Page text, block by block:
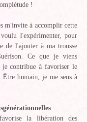
!
m'invite à accomplir cette
l'expérimenter, pour
de l'ajouter à ma trousse
Ce que je viens
je contribue à favoriser le
humain, je me sens à
la libération des